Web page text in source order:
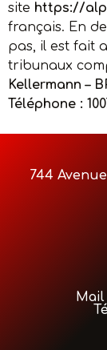
site https://
français. En
pas, il est fait
tribunaux
Kellermann –
Téléphone :
744
Mail